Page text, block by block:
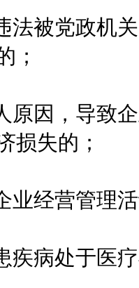
被党政机关
；
因，导致企
损失的；
经营管理活
病处于医疗